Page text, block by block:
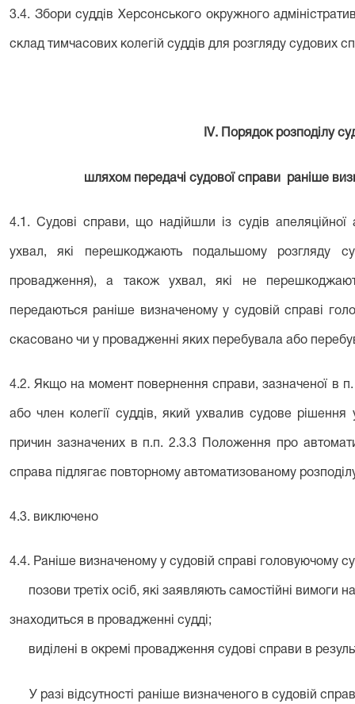
3.4. Збори суддів Херсонського окружного
склад тимчасових колегій суддів для розгляду судових
V. Порядок розподілу
шляхом передачі судової справи раніше
4.1. Судові справи, що надійшли із судів апеляційної
ухвал, які перешкоджають подальшому розгляду
провадження), а також ухвал, які не
передаються раніше визначеному у судовій справі
скасовано чи у провадженні яких перебувала або
4.2. Якщо на момент повернення справи, зазначеної в
або член колегії суддів, який ухвалив судове
причин зазначених в п.п. 2.3.3 Положення про
справа підлягає повторному автоматизованому
4.3. виключено
4.4. Раніше визначеному у судовій справі головуючому
позови третіх осіб, які заявляють самостійні вимоги
знаходиться в провадженні судді;
виділені в окремі провадження судові справи в
У разі відсутності раніше визначеного в судовій